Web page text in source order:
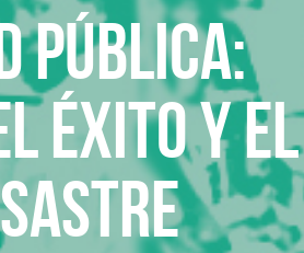
pública:
éxito y el